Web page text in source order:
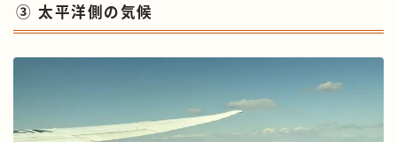
③ 太平洋側の気候